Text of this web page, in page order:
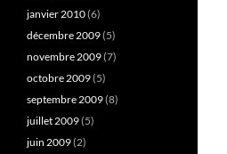
janvier 2010(6)
décembre 2009(5)
novembre 2009(7)
octobre 2009(5)
septembre 2009(8)
juillet 2009(5)
juin 2009(2)